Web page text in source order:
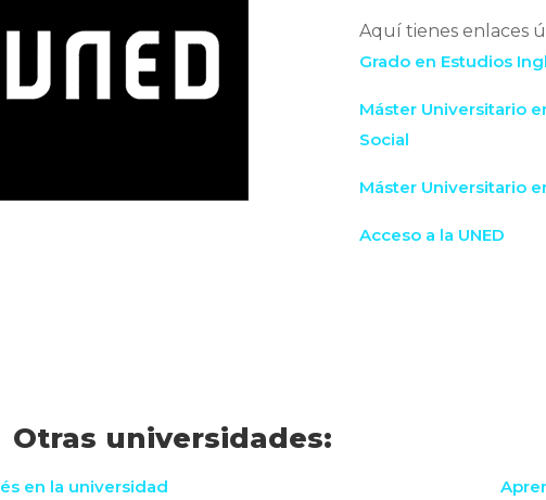
Aquí tienes enlaces
Grado en Estudios
Máster Universitario
Social
Máster Universitario
Acceso a la UNED
Otras universidades:
en la universidad